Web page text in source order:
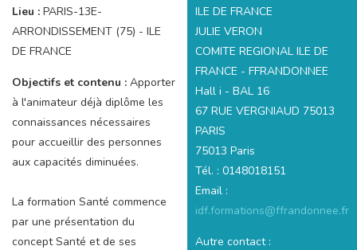
Lieu : PARIS-13E-
ARRONDISSEMENT (75) - ILE
DE FRANCE
Objectifs et contenu : Apporter
à l'animateur déjà diplôme les
connaissances nécessaires
pour accueillir des personnes
aux capacités diminuées.
La formation Santé commence
par une présentation du
concept Santé et de ses
ILE DE FRANCE
JULIE VERON
COMITE REGIONAL ILE DE
FRANCE - FFRANDONNEE
Hall i - BAL 16
67 RUE VERGNIAUD 75013
PARIS
75013 Paris
Tél. : 0148018151
Email :
idf.formations@ffrandonnee.fr
Autre contact :